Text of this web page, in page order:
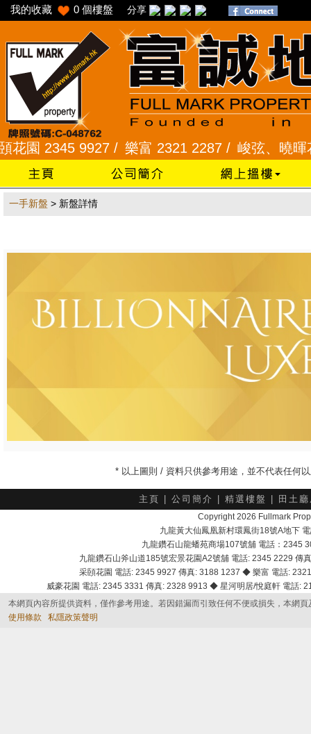
我的收藏 0 個樓盤 分享
2345 9927 /樂富 2321 2287 /峻弦、曉暉花
一手新盤 > 新盤詳情
* 以上圖則 / 資料只供參考用途，並不代表任何
主頁 公司簡介 精選樓盤 田土
Copyright 2026 Fullmark
九龍黃大仙鳳凰新村環鳳街18號A地下
九龍鑽石山龍蟠苑商場107號舖 電話：2345
九龍鑽石山斧山道185號宏景花園A2號舖 電話: 2345 2229
采頣花園 電話: 2345 9927 傳真: 3188 1237 ◆ 樂富 電話:
威豪花園 電話: 2345 3331 傳真: 2328 9913 ◆ 星河明居/悅庭軒 電話
本網頁內容所提供資料，僅作參考用途。若因錯漏而引致任何不便或損失，本網
使用條款
私隱政策聲明